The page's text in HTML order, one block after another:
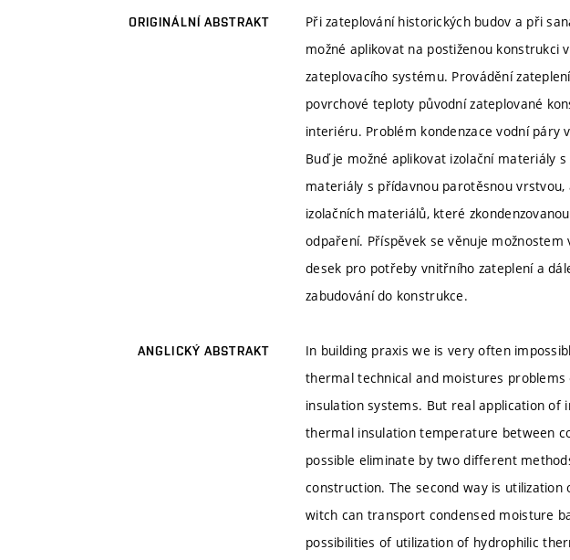
ORIGINÁLNÍ ABSTRAKT
Při zateplování historických budov a při
možné aplikovat na postiženou konstrukci
zateplovacího systému. Provádění
povrchové teploty původní zateplované
interiéru. Problém kondenzace vodní páry
Buď je možné aplikovat izolační materiály
materiály s přídavnou parotěsnou
izolačních materiálů, které
odpaření. Příspěvek se věnuje
desek pro potřeby vnitřního zateplení a
zabudování do konstrukce.
ANGLICKÝ ABSTRAKT
In building praxis we is very often
thermal technical and moistures
insulation systems. But real application
thermal insulation temperature between
possible eliminate by two different
construction. The second way is
witch can transport condensed moisture
possibilities of utilization of hydrophilic